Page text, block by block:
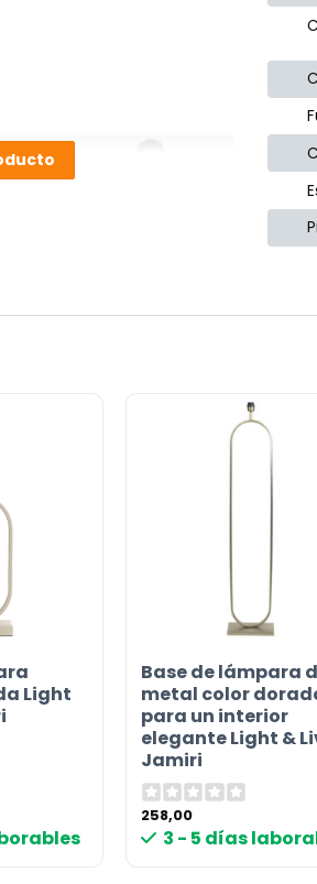
Light
Base de lámpara
metal color
para un interior
elegante Light &
Jamiri
258,00
3 - 5 días